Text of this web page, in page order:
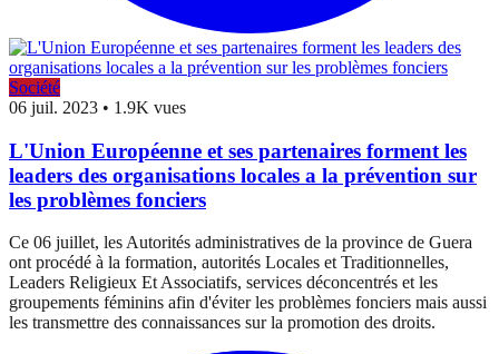
Société
06 juil. 2023 • 1.9K vues
L'Union Européenne et ses partenaires forment les
leaders des organisations locales a la prévention sur
les problèmes fonciers
Ce 06 juillet, les Autorités administratives de la province de Guera
ont procédé à la formation, autorités Locales et Traditionnelles,
Leaders Religieux Et Associatifs, services déconcentrés et les
groupements féminins afin d'éviter les problèmes fonciers mais aussi
les transmettre des connaissances sur la promotion des droits.